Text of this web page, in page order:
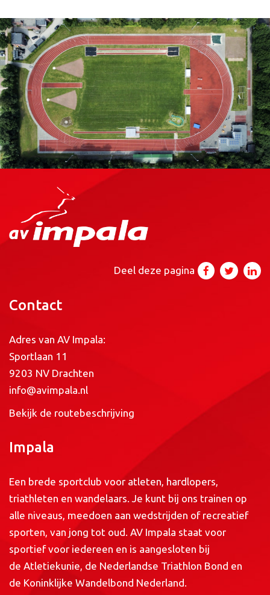
Deel deze pagina
Contact
Adres van AV Impala:
Sportlaan 11
9203 NV Drachten
info@avimpala.nl
Bekijk de routebeschrijving
Impala
Een brede sportclub voor atleten, hardlopers,
triathleten en wandelaars. Je kunt bij ons trainen op
alle niveaus, meedoen aan wedstrijden of recreatief
sporten, van jong tot oud. AV Impala staat voor
sportief voor iedereen en is aangesloten bij
de Atletiekunie, de Nederlandse Triathlon Bond en
de Koninklijke Wandelbond Nederland.